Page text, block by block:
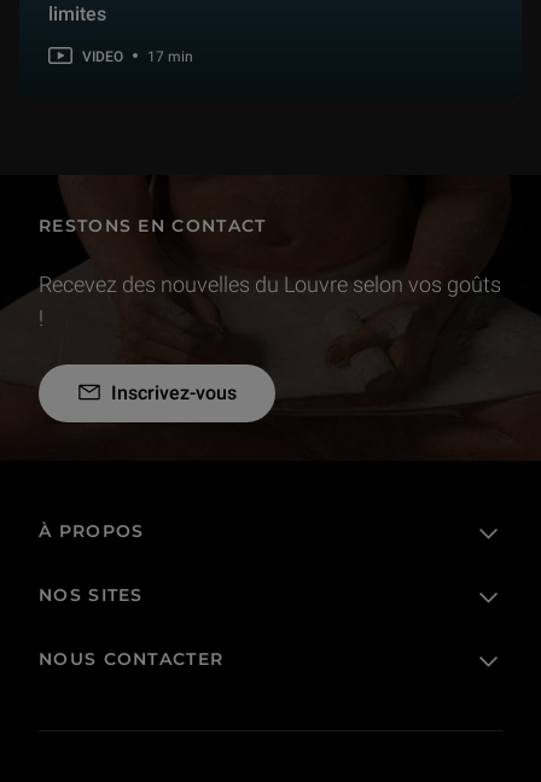
limites
VIDEO 17 min
RESTONS EN CONTACT
Recevez des nouvelles du Louvre selon vos goûts
!
Inscrivez-vous
À PROPOS
L'établissement public
NOS SITES
Billetterie
NOUS CONTACTER